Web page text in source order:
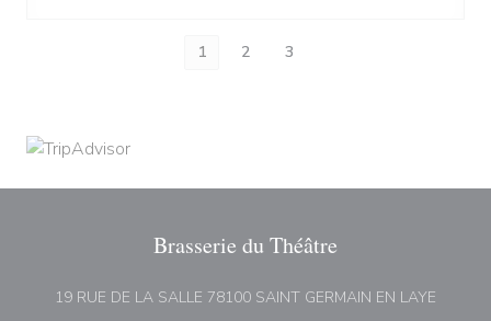
1 2 3
Brasserie du Théâtre
19 RUE DE LA SALLE 78100 SAINT GERMAIN EN LAYE